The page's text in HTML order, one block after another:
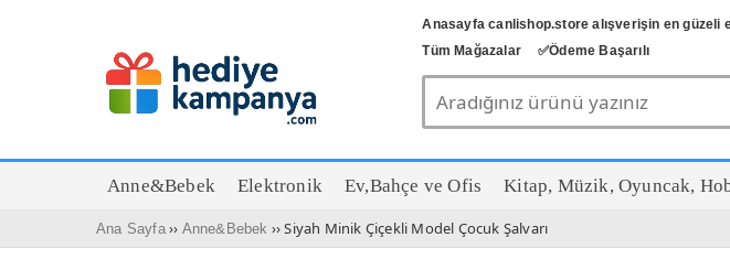
Anasayfa canlishop.store alışverişin en güzeli
Tüm Mağazalar
✅️Ödeme Başarılı
Anne&Bebek Elektronik Ev,Bahçe ve Ofis Kitap, Müzik, Oyuncak,
Ana Sayfa›› Anne&Bebek ›› Siyah Minik Çiçekli Model Çocuk Şalvarı